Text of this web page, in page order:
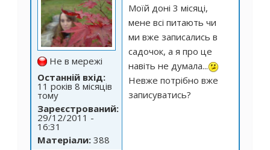
Не в мережі
Останній вхід:
11 років 8 місяців
тому
Зареєстрований:
29/12/2011 -
16:31
Матеріали: 388
Моїй доні 3 місяці,
мене всі питають чи
ми вже записались в
садочок, а я про це
навіть не думала...
Невже потрібно вже
записуватись?